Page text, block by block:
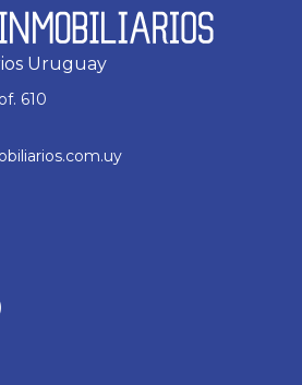
Uruguay
610